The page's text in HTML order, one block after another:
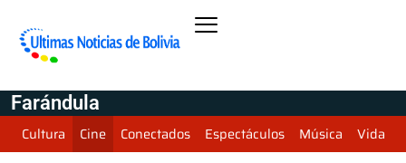
Farándula
Cultura Cine Conectados Espectáculos Música Vida